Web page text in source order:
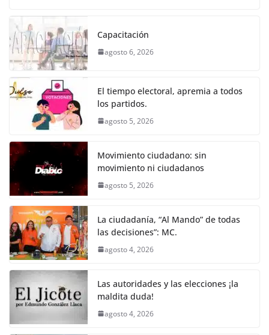
k
c
e
b
o
o
k
itt
er s
A
p
e
n
er
Capacitación
agosto 6, 2026
El tiempo electoral, apremia a todos
los partidos.
agosto 5, 2026
Movimiento ciudadano: sin
movimiento ni ciudadanos
agosto 5, 2026
La ciudadanía, “Al Mando” de todas
las decisiones”: MC.
agosto 4, 2026
Las autoridades y las elecciones ¡la
maldita duda!
agosto 4, 2026